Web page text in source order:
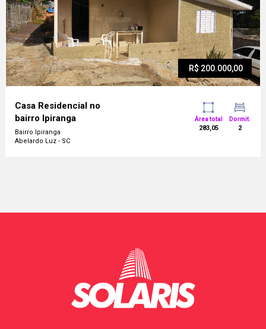
R$ 200.000,00
Casa Residencial no
bairro Ipiranga
Bairro Ipiranga
Abelardo Luz - SC
Área total
283,05
Dormit.
2